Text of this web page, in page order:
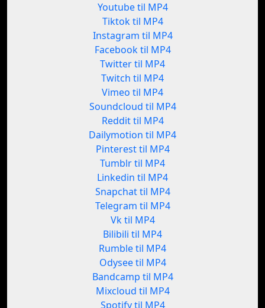
Youtube til MP4
Tiktok til MP4
Instagram til MP4
Facebook til MP4
Twitter til MP4
Twitch til MP4
Vimeo til MP4
Soundcloud til MP4
Reddit til MP4
Dailymotion til MP4
Pinterest til MP4
Tumblr til MP4
Linkedin til MP4
Snapchat til MP4
Telegram til MP4
Vk til MP4
Bilibili til MP4
Rumble til MP4
Odysee til MP4
Bandcamp til MP4
Mixcloud til MP4
Spotify til MP4